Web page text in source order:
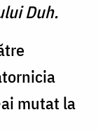
Duh.
mutat la